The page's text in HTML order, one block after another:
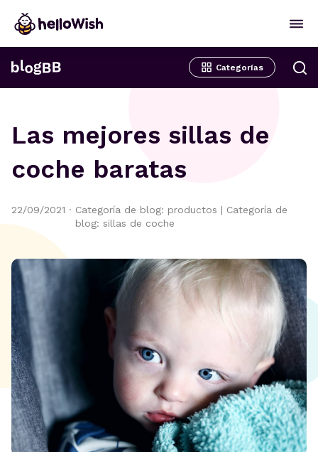
Categorías
Las mejores sillas de
coche baratas
22/09/2021 · Categoría de blog: productos | Categoría de
blog: sillas de coche